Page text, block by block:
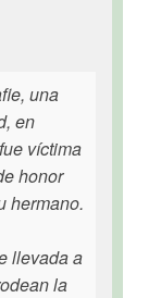
una
en
víctima
honor
hermano.
llevada a
la